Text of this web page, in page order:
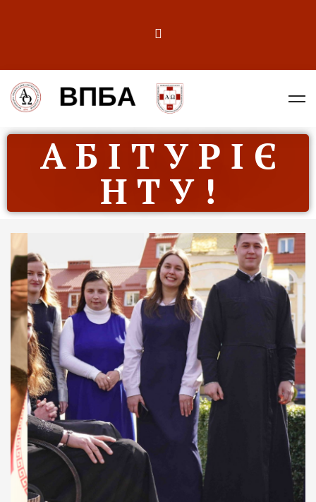
А Б І Т У Р І Є
Н Т У !
ДУХОВНО СИЛЬНІ!
ВПБА — спільнота, де
формується
покликання
Читати більше